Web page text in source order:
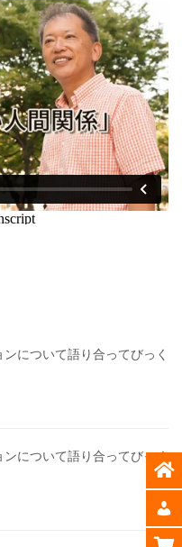
について語り合ってびっく
について語り合ってびっく